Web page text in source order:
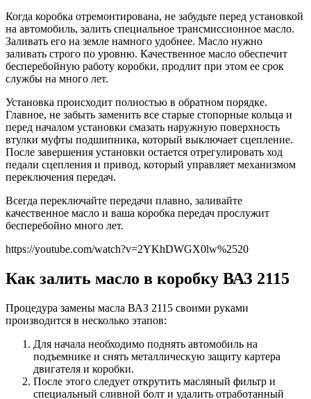
Когда коробка отремонтирована, не забудьте перед установкой
на автомобиль, залить специальное трансмиссионное масло.
Заливать его на земле намного удобнее. Масло нужно
заливать строго по уровню. Качественное масло обеспечит
бесперебойную работу коробки, продлит при этом ее срок
службы на много лет.
Установка происходит полностью в обратном порядке.
Главное, не забыть заменить все старые стопорные кольца и
перед началом установки смазать наружную поверхность
втулки муфты подшипника, который выключает сцепление.
После завершения установки остается отрегулировать ход
педали сцепления и привод, который управляет механизмом
переключения передач.
Всегда переключайте передачи плавно, заливайте
качественное масло и ваша коробка передач прослужит
бесперебойно много лет.
https://youtube.com/watch?v=2YKhDWGX0lw%2520
Как залить масло в коробку ВАЗ 2115
Процедура замены масла ВАЗ 2115 своими руками
производится в несколько этапов:
Для начала необходимо поднять автомобиль на
подъемнике и снять металлическую защиту картера
двигателя и коробки.
После этого следует открутить масляный фильтр и
специальный сливной болт и удалить отработанный